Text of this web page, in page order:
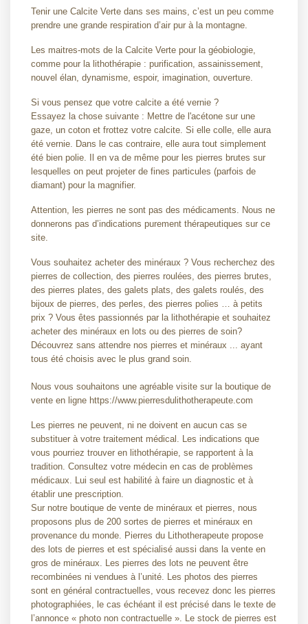
Tenir une Calcite Verte dans ses mains, c’est un peu comme
prendre une grande respiration d’air pur à la montagne.
Les maitres-mots de la Calcite Verte pour la géobiologie,
comme pour la lithothérapie : purification, assainissement,
nouvel élan, dynamisme, espoir, imagination, ouverture.
Si vous pensez que votre calcite a été vernie ?
Essayez la chose suivante : Mettre de l'acétone sur une
gaze, un coton et frottez votre calcite. Si elle colle, elle aura
été vernie. Dans le cas contraire, elle aura tout simplement
été bien polie. Il en va de même pour les pierres brutes sur
lesquelles on peut projeter de fines particules (parfois de
diamant) pour la magnifier.
Attention, les pierres ne sont pas des médicaments. Nous ne
donnerons pas d’indications purement thérapeutiques sur ce
site.
Vous souhaitez acheter des minéraux ? Vous recherchez des
pierres de collection, des pierres roulées, des pierres brutes,
des pierres plates, des galets plats, des galets roulés, des
bijoux de pierres, des perles, des pierres polies … à petits
prix ? Vous êtes passionnés par la lithothérapie et souhaitez
acheter des minéraux en lots ou des pierres de soin?
Découvrez sans attendre nos pierres et minéraux ... ayant
tous été choisis avec le plus grand soin.
Nous vous souhaitons une agréable visite sur la boutique de
vente en ligne https://www.pierresdulithotherapeute.com
Les pierres ne peuvent, ni ne doivent en aucun cas se
substituer à votre traitement médical. Les indications que
vous pourriez trouver en lithothérapie, se rapportent à la
tradition. Consultez votre médecin en cas de problèmes
médicaux. Lui seul est habilité à faire un diagnostic et à
établir une prescription.
Sur notre boutique de vente de minéraux et pierres, nous
proposons plus de 200 sortes de pierres et minéraux en
provenance du monde. Pierres du Lithotherapeute propose
des lots de pierres et est spécialisé aussi dans la vente en
gros de minéraux. Les pierres des lots ne peuvent être
recombinées ni vendues à l’unité. Les photos des pierres
sont en général contractuelles, vous recevez donc les pierres
photographiées, le cas échéant il est précisé dans le texte de
l’annonce « photo non contractuelle ». Le stock de pierres est